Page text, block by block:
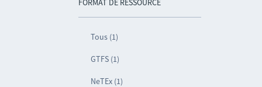
FORMAT DE RESSOURCE
Tous (1)
GTFS (1)
NeTEx (1)